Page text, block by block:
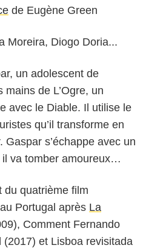
de Eugène Green
Moreira, Diogo Doria...
un adolescent de
de L’Ogre, un
avec le Diable. Il utilise le
qu’il transforme en
s’échappe avec un
va tomber amoureux…
du quatrième film
Portugal après La
Comment Fernando
et Lisboa revisitada